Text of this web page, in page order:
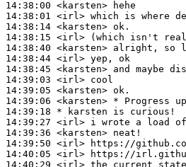
14:38:00 <karsten>
14:38:01 <irl>
14:38:14 <karsten>
14:38:15 <irl>
14:38:40 <karsten>
14:38:44 <irl>
14:38:45 <karsten>
14:39:03 <irl>
14:39:05 <karsten>
14:39:06 <karsten>
14:39:18 * karsten
is curious!
14:39:27 <irl>
14:39:36 <karsten>
14:39:50 <irl>
14:40:05 <irl>
14:40:29 <irl>